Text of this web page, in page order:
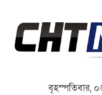
বৃহস্পতিবার,